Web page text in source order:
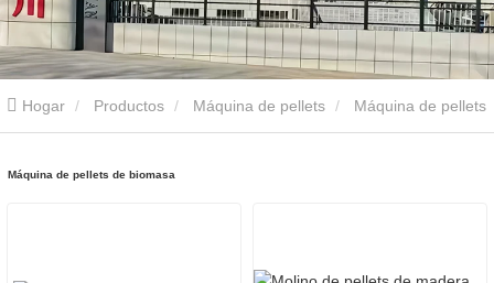
Hogar Productos Máquina de pellets
Máquina de pellets de biomasa